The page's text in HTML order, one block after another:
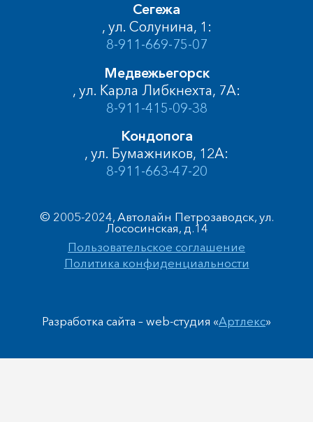
Сегежа
, ул. Солунина, 1:
8-911-669-75-07
Медвежьегорск
, ул. Карла Либкнехта, 7А:
8-911-415-09-38
Кондопога
, ул. Бумажников, 12А:
8-911-663-47-20
© 2005-2024, Автолайн Петрозаводск, ул.
Лососинская, д.14
Пользовательское соглашение
Политика конфиденциальности
Разработка сайта – web-студия «Артлекс»